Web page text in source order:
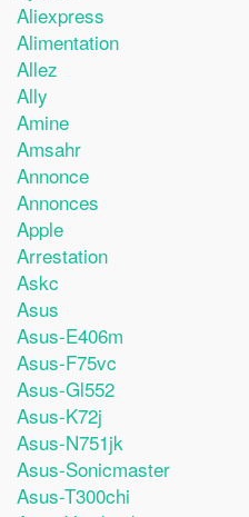
Aliexpress
Alimentation
Allez
Ally
Amine
Amsahr
Annonce
Annonces
Apple
Arrestation
Askc
Asus
Asus-E406m
Asus-F75vc
Asus-Gl552
Asus-K72j
Asus-N751jk
Asus-Sonicmaster
Asus-T300chi